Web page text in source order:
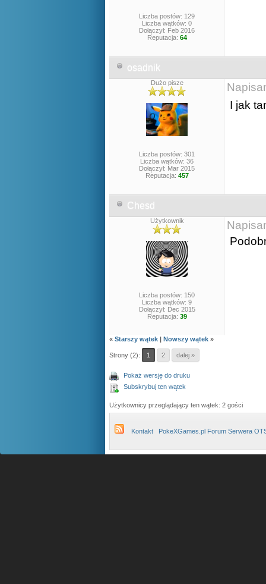
Liczba postów: 129
Liczba wątków: 0
Dołączył: Feb 2016
Reputacja: 64
osadnik
Dużo pisze
Liczba postów: 301
Liczba wątków: 36
Dołączył: Mar 2015
Reputacja: 457
I jak
Chesd
Użytkownik
Liczba postów: 150
Liczba wątków: 9
Dołączył: Dec 2015
Reputacja: 39
« Starszy wątek | Nowszy wątek »
Strony (2): 1 2 dalej »
Pokaż wersję do druku
Subskrybuj ten wątek
Użytkownicy przeglądający ten wątek: 2 gości
Kontakt PokeXGames.pl Forum Serwera